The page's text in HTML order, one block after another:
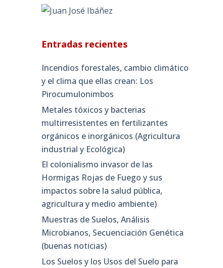
Entradas recientes
Incendios forestales, cambio climático
y el clima que ellas crean: Los
Pirocumulonimbos
Metales tóxicos y bacterias
multirresistentes en fertilizantes
orgánicos e inorgánicos (Agricultura
industrial y Ecológica)
El colonialismo invasor de las
Hormigas Rojas de Fuego y sus
impactos sobre la salud pública,
agricultura y medio ambiente)
Muestras de Suelos, Análisis
Microbianos, Secuenciación Genética
(buenas noticias)
Los Suelos y los Usos del Suelo para